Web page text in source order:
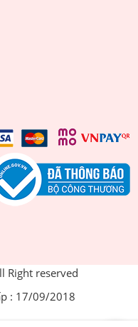
Right reserved
: 17/09/2018